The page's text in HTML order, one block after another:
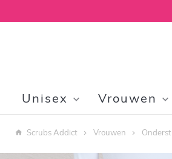
Unisex Vrouwen
Scrubs Addict Vrouwen